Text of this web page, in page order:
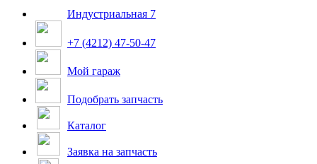
Индустриальная 7
+7 (4212) 47-50-47
Мой гараж
Подобрать запчасть
Каталог
Заявка на запчасть